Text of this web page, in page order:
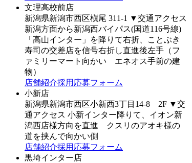
文理高校前店
新潟県新潟市西区槇尾 311-1 ▼交通アクセス
新潟方面から新潟西バイパス(国道116号線)
「高山インター」を降りて右折、ことぶき
寿司の交差店を信号右折し直進後左手（フ
ァミリーマート向かい エネオス手前の建
物）
店舗紹介採用応募フォーム
小新店
新潟県新潟市西区小新西3丁目14-8 2F ▼交
通アクセス 小新インター降りて、イオン新
潟西店様方向を直進 クスリのアオキ様の
道を挟んで向かい側
店舗紹介採用応募フォーム
黒埼インター店